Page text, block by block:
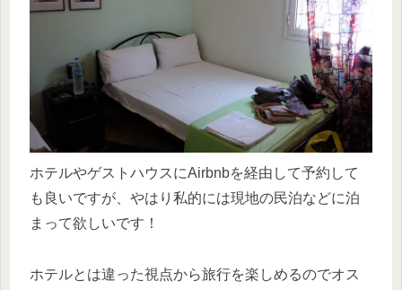
ホテルやゲストハウスにAirbnbを経由して予約して
も良いですが、やはり私的には現地の民泊などに泊
まって欲しいです！
ホテルとは違った視点から旅行を楽しめるのでオス